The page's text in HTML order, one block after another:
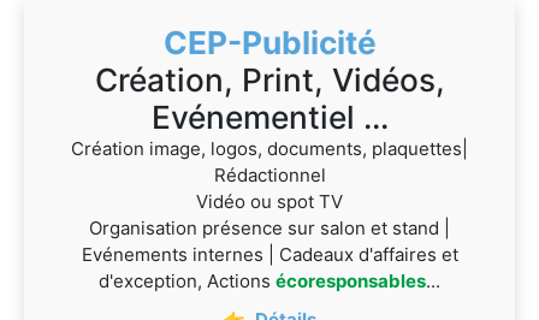
CEP-Publicité
Création, Print, Vidéos,
Evénementiel ...
Création image, logos, documents, plaquettes|
Rédactionnel
Vidéo ou spot TV
Organisation présence sur salon et stand |
Evénements internes | Cadeaux d'affaires et
d'exception, Actions écoresponsables...